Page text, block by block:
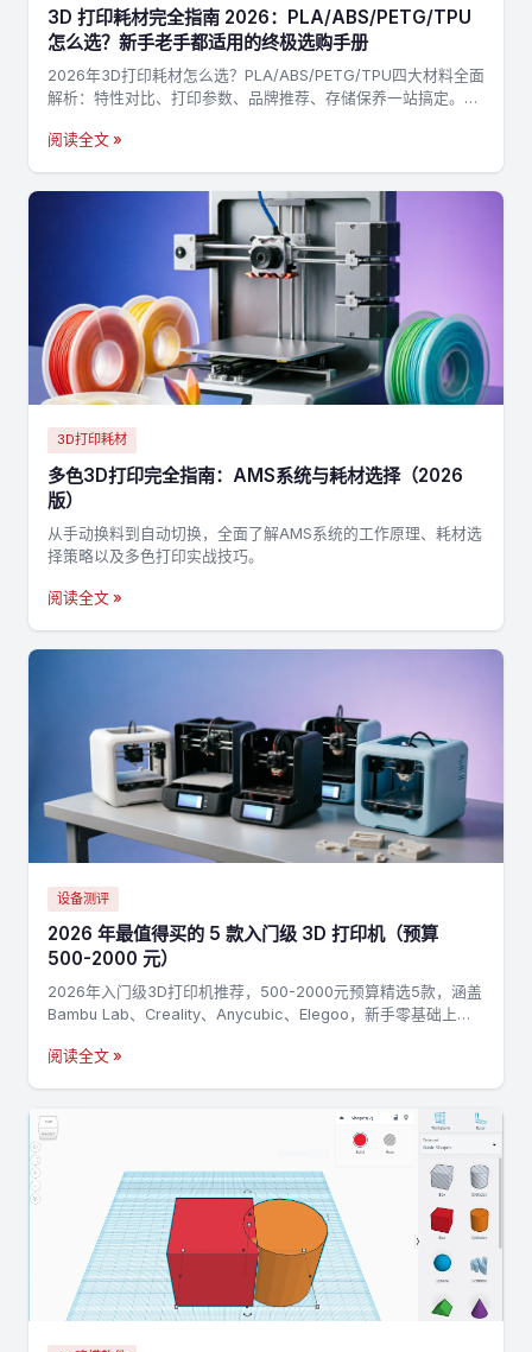
3D 打印耗材完全指南 2026：PLA/ABS/PETG/TPU
怎么选？新手老手都适用的终极选购手册
2026年3D打印耗材怎么选？PLA/ABS/PETG/TPU四大材料全面
解析：特性对比、打印参数、品牌推荐、存储保养一站搞定。附
阅读全文 »
3D打印耗材
多色3D打印完全指南：AMS系统与耗材选择（2026
版）
从手动换料到自动切换，全面了解AMS系统的工作原理、耗材选
择策略以及多色打印实战技巧。
阅读全文 »
设备测评
2026 年最值得买的 5 款入门级 3D 打印机（预算
500-2000 元）
2026年入门级3D打印机推荐，500-2000元预算精选5款，涵盖
Bambu Lab、Creality、Anycubic、Elegoo，新手零基础上手
阅读全文 »